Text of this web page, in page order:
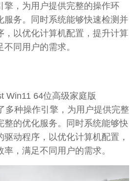
擎，为用户提供完整的操作环
服务。同时系统能够快速检测并
，以优化计算机配置，提升计算
同用户的需求。
64位高级家庭版
多种操作引擎，为用户提供完整
整的优化服务。同时系统能够快
动程序，以优化计算机配置，
，满足不同用户的需求。